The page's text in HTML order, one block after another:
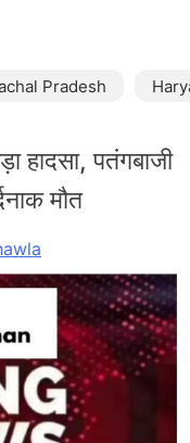
Pradesh
पतंगबाजी
मौत